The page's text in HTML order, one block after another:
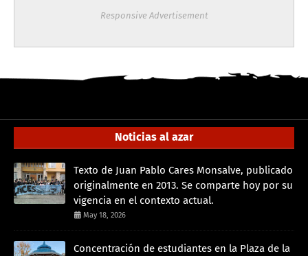
Responsive Advertisement
Noticias al azar
Texto de Juan Pablo Cares Monsalve, publicado
originalmente en 2013. Se comparte hoy por su
vigencia en el contexto actual.
May 18, 2026
Concentración de estudiantes en la Plaza de la